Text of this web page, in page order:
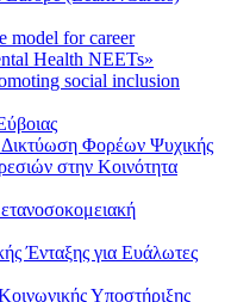
model for career
Health NEETs»
social inclusion
Φορέων Ψυχικής
στην Κοινότητα
Ένταξης για Ευάλωτες
Υποστήριξης